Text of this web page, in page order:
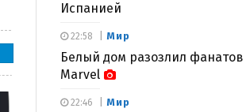
Испанией
Мир
Белый дом разозлил фанатов
Marvel
22:58
Мир
22:46